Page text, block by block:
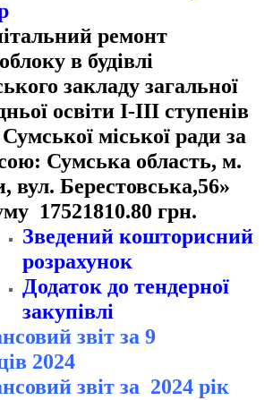
ремонт
в будівлі
закладу загальної
освіти І-ІІІ ступенів
міської ради за
Сумська область, м.
вул. Берестовська,56»
17521810.80 грн.
Зведений кошторисний
розрахунок
Додаток до тендерної
закупівлі
звіт за 9
2024
звіт за 2024 рік